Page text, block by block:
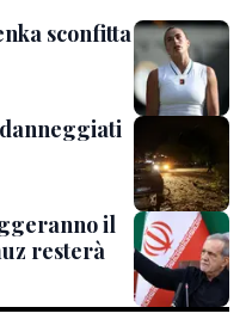
sconfitta
danneggiati
il
resterà